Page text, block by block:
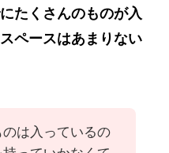
たくさんのものが入
ペースはあまりない
は入っているの